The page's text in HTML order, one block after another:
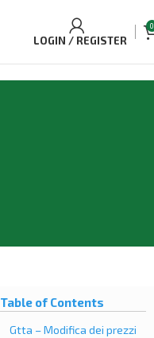
LOGIN / REGISTER
0
Table of Contents
Gtta – Modifica dei prezzi